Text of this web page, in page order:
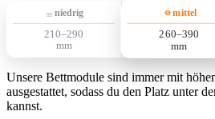
niedrig
210–290
mm
mittel
260–390
mm
Unsere Bettmodule sind immer mit
ausgestattet, sodass du den Platz unter
kannst.